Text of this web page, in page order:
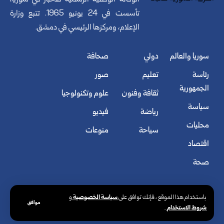
باستخدام هذا الموقع ، فإنك توافق علىسياسة الخصوصيةو
شروط الاستخدام.
موافق
تأسست في 24 يونيو 1965. تتبع وزارة
الإعلام، ومركزها الرئيسي في دمشق.
سوريا والعالم
رئاسة
الجمهورية
سياسة
محليات
اقتصاد
صحة
دولي
تعليم
ثقافة وفنون
رياضة
سياحة
صحافة
صور
علوم وتكنولوجيا
فيديو
منوعات
© الوكالة العربية السورية للأنباء. كافة الحقوق محفوظة.